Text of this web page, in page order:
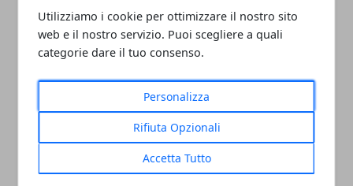
Utilizziamo i cookie per ottimizzare il nostro sito
web e il nostro servizio. Puoi scegliere a quali
categorie dare il tuo consenso.
Personalizza
Rifiuta Opzionali
Accetta Tutto
data entry